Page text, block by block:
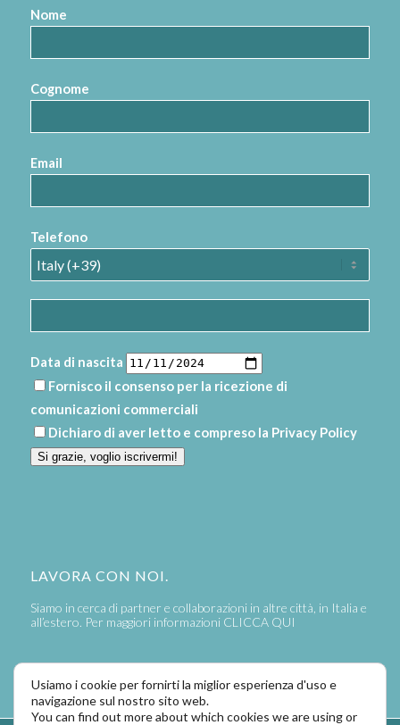
Nome
Cognome
Email
Telefono
Data di nascita
Fornisco il consenso per la ricezione di
comunicazioni commerciali
Dichiaro di aver letto e compreso la Privacy Policy
Si grazie, voglio iscrivermi!
LAVORA CON NOI.
Siamo in cerca di partner e collaborazioni in altre città, in Italia e
all’estero. Per maggiori informazioni CLICCA QUI
Usiamo i cookie per fornirti la miglior esperienza d'uso e
navigazione sul nostro sito web.
You can find out more about which cookies we are using or